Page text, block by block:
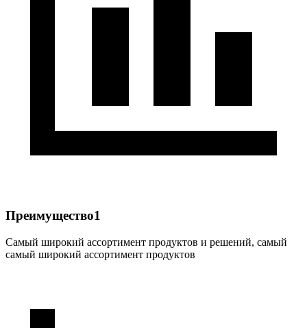
Преимущество1
Самый широкий ассортимент продуктов и решений, самый
самый широкий ассортимент продуктов